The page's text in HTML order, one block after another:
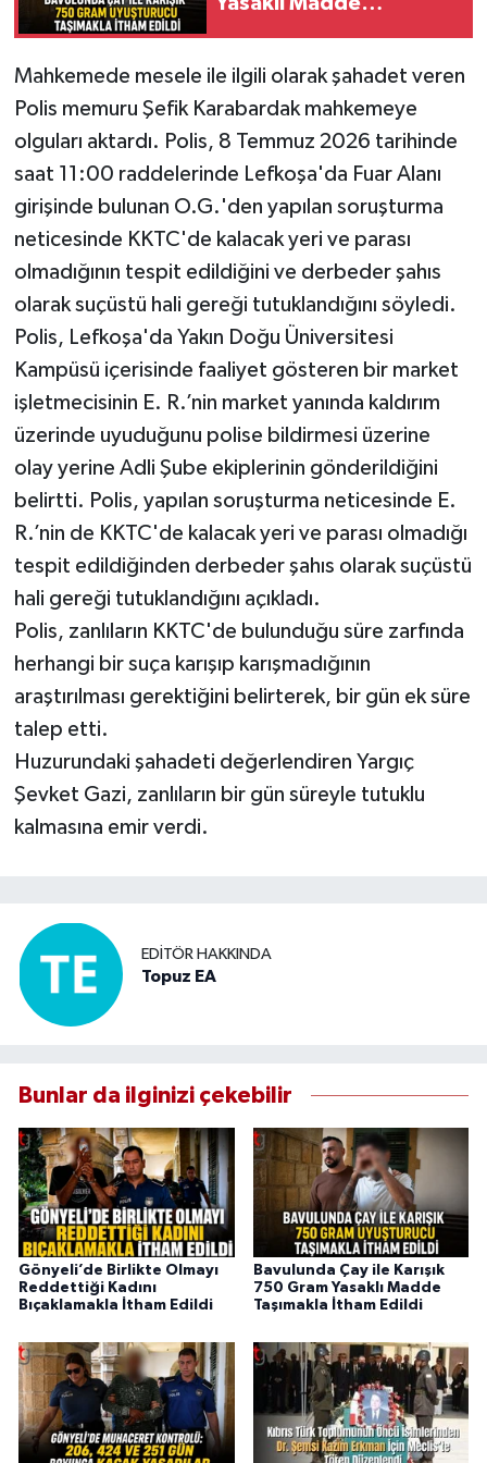
Mahkemede mesele ile ilgili olarak şahadet veren
Polis memuru Şefik Karabardak mahkemeye
olguları aktardı. Polis, 8 Temmuz 2026 tarihinde
saat 11:00 raddelerinde Lefkoşa'da Fuar Alanı
girişinde bulunan O.G.'den yapılan soruşturma
neticesinde KKTC'de kalacak yeri ve parası
olmadığının tespit edildiğini ve derbeder şahıs
olarak suçüstü hali gereği tutuklandığını söyledi.
Polis, Lefkoşa'da Yakın Doğu Üniversitesi
Kampüsü içerisinde faaliyet gösteren bir market
işletmecisinin E. R.’nin market yanında kaldırım
üzerinde uyuduğunu polise bildirmesi üzerine
olay yerine Adli Şube ekiplerinin gönderildiğini
belirtti. Polis, yapılan soruşturma neticesinde E.
R.’nin de KKTC'de kalacak yeri ve parası olmadığı
tespit edildiğinden derbeder şahıs olarak suçüstü
hali gereği tutuklandığını açıkladı.
Polis, zanlıların KKTC'de bulunduğu süre zarfında
herhangi bir suça karışıp karışmadığının
araştırılması gerektiğini belirterek, bir gün ek süre
talep etti.
Huzurundaki şahadeti değerlendiren Yargıç
Şevket Gazi, zanlıların bir gün süreyle tutuklu
kalmasına emir verdi.
EDITÖR HAKKINDA
Topuz EA
Bunlar da ilginizi çekebilir
Gönyeli’de Birlikte Olmayı
Reddettiği Kadını
Bıçaklamakla İtham Edildi
Bavulunda Çay ile Karışık
750 Gram Yasaklı Madde
Taşımakla İtham Edildi